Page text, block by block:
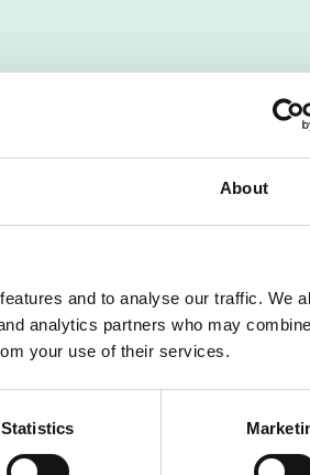
About
and to analyse our traffic. We
analytics partners who may
your use of their services.
Statistics
verkligen ditt intresse.
uppdrag. Tillsammans